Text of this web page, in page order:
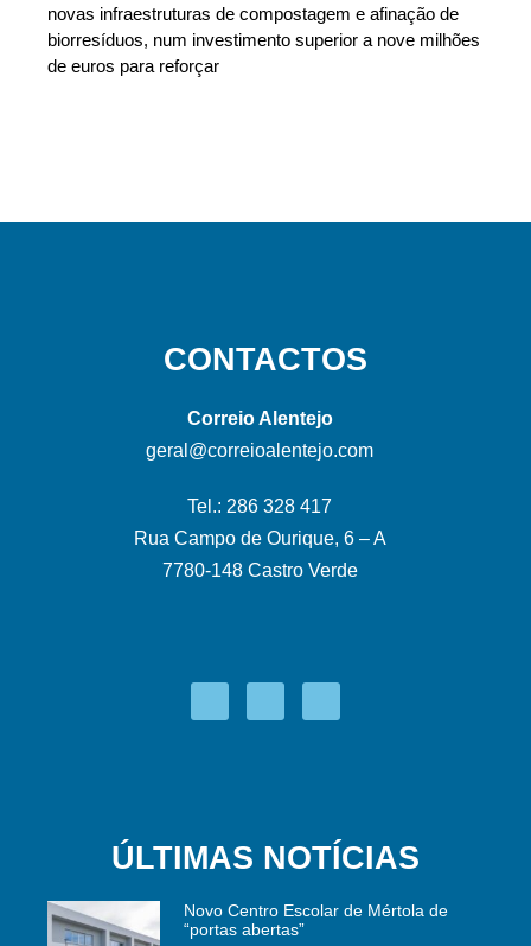
novas infraestruturas de compostagem e afinação de
biorresíduos, num investimento superior a nove milhões
de euros para reforçar
CONTACTOS
Correio Alentejo
geral@correioalentejo.com
Tel.: 286 328 417
Rua Campo de Ourique, 6 – A
7780-148 Castro Verde
ÚLTIMAS NOTÍCIAS
Novo Centro Escolar de Mértola de
“portas abertas”